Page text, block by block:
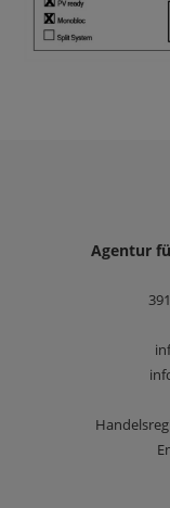
Agentur